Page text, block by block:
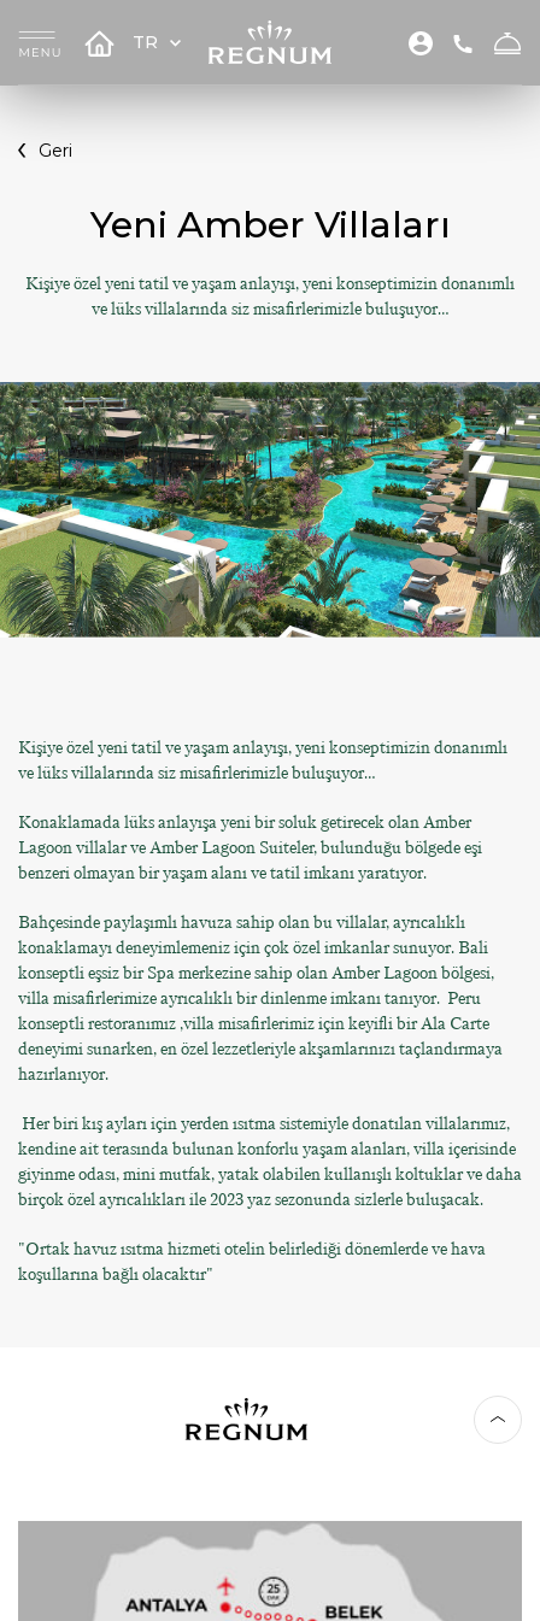
TR
Geri
Yeni Amber Villaları
Kişiye özel yeni tatil ve yaşam anlayışı, yeni konseptimizin donanımlı
ve lüks villalarında siz misafirlerimizle buluşuyor…
Kişiye özel yeni tatil ve yaşam anlayışı, yeni konseptimizin donanımlı
ve lüks villalarında siz misafirlerimizle buluşuyor…
Konaklamada lüks anlayışa yeni bir soluk getirecek olan Amber
Lagoon villalar ve Amber Lagoon Suiteler, bulunduğu bölgede eşi
benzeri olmayan bir yaşam alanı ve tatil imkanı yaratıyor.
Bahçesinde paylaşımlı havuza sahip olan bu villalar, ayrıcalıklı
konaklamayı deneyimlemeniz için çok özel imkanlar sunuyor. Bali
konseptli eşsiz bir Spa merkezine sahip olan Amber Lagoon bölgesi,
villa misafirlerimize ayrıcalıklı bir dinlenme imkanı tanıyor. Peru
konseptli restoranımız ,villa misafirlerimiz için keyifli bir Ala Carte
deneyimi sunarken, en özel lezzetleriyle akşamlarınızı taçlandırmaya
hazırlanıyor.
Her biri kış ayları için yerden ısıtma sistemiyle donatılan villalarımız,
kendine ait terasında bulunan konforlu yaşam alanları, villa içerisinde
giyinme odası, mini mutfak, yatak olabilen kullanışlı koltuklar ve daha
birçok özel ayrıcalıkları ile 2023 yaz sezonunda sizlerle buluşacak.
"Ortak havuz ısıtma hizmeti otelin belirlediği dönemlerde ve hava
koşullarına bağlı olacaktır"